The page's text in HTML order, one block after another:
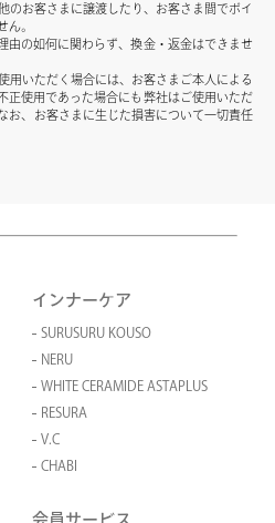
のお客さまに譲渡したり、お客さま間でポイ
ん。
由の如何に関わらず、換金・返金はできませ
用いただく場合には、お客さまご本人による
正使用であった場合にも弊社はご使用いただ
お、お客さまに生じた損害について一切責任
インナーケア
SURUSURU KOUSO
NERU
WHITE CERAMIDE ASTAPLUS
RESURA
V.C
CHABI
会員サービス